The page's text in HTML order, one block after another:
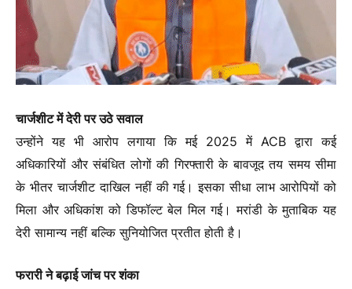
चार्जशीट में देरी पर उठे सवाल
उन्होंने यह भी आरोप लगाया कि मई 2025 में ACB द्वारा कई
अधिकारियों और संबंधित लोगों की गिरफ्तारी के बावजूद तय समय सीमा
के भीतर चार्जशीट दाखिल नहीं की गई। इसका सीधा लाभ आरोपियों को
मिला और अधिकांश को डिफॉल्ट बेल मिल गई। मरांडी के मुताबिक यह
देरी सामान्य नहीं बल्कि सुनियोजित प्रतीत होती है।
फरारी ने बढ़ाई जांच पर शंका